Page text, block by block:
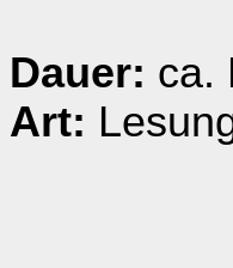
Dauer: ca.
Art: